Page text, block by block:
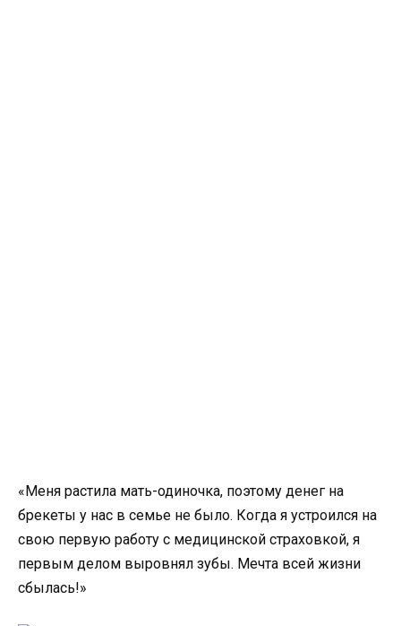
«Меня растила мать-одиночка, поэтому денег на
брекеты у нас в семье не было. Когда я устроился на
свою первую работу с медицинской страховкой, я
первым делом выровнял зубы. Мечта всей жизни
сбылась!»